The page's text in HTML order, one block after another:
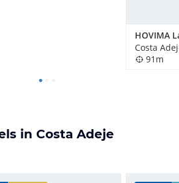
Costa
91m
in Costa Adeje